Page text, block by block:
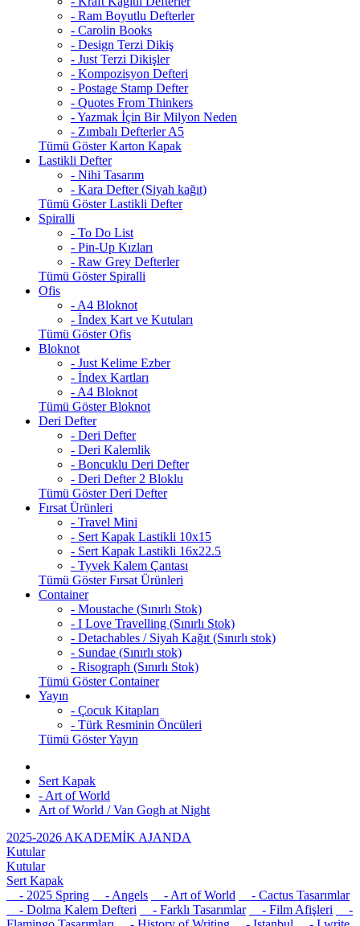
- Ram Boyutlu Defterler
- Carolin Books
- Design Terzi Dikiş
- Just Terzi Dikişler
- Kompozisyon Defteri
- Postage Stamp Defter
- Quotes From Thinkers
- Yazmak İçin Bir Milyon Neden
- Zımbalı Defterler A5
Tümü Göster Karton Kapak
Lastikli Defter
- Nihi Tasarım
- Kara Defter (Siyah kağıt)
Tümü Göster Lastikli Defter
Spiralli
- To Do List
- Pin-Up Kızları
- Raw Grey Defterler
Tümü Göster Spiralli
Ofis
- A4 Bloknot
- İndex Kart ve Kutuları
Tümü Göster Ofis
Bloknot
- Just Kelime Ezber
- İndex Kartları
- A4 Bloknot
Tümü Göster Bloknot
Deri Defter
- Deri Defter
- Deri Kalemlik
- Boncuklu Deri Defter
- Deri Defter 2 Bloklu
Tümü Göster Deri Defter
Fırsat Ürünleri
- Travel Mini
- Sert Kapak Lastikli 10x15
- Sert Kapak Lastikli 16x22.5
- Tyvek Kalem Çantası
Tümü Göster Fırsat Ürünleri
Container
- Moustache (Sınırlı Stok)
- I Love Travelling (Sınırlı Stok)
- Detachables / Siyah Kağıt (Sınırlı stok)
- Sundae (Sınırlı stok)
- Risograph (Sınırlı Stok)
Tümü Göster Container
Yayın
- Çocuk Kitapları
- Türk Resminin Öncüleri
Tümü Göster Yayın
Sert Kapak
- Art of World
Art of World / Van Gogh at Night
2025-2026 AKADEMİK AJANDA
Kutular
Kutular
Sert Kapak
- 2025 Spring
- Angels - Art of World
- Cactus Tasarımlar
- Dolma Kalem Defteri
- Farklı Tasarımlar - Film Afişleri
-